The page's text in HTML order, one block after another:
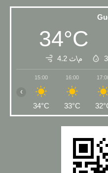
34°C
4.2 م\ث
15:00
34°C
16:00
33°C
‹